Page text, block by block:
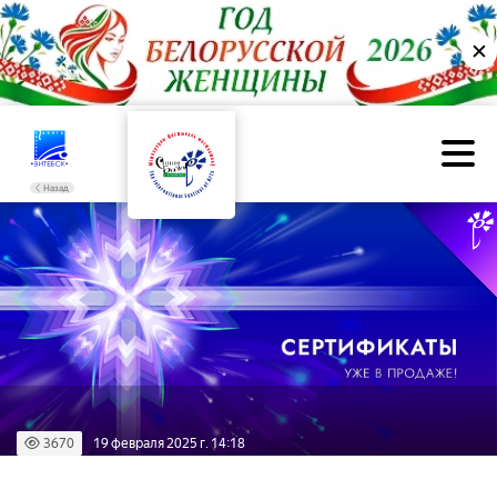
✕
Назад
3670 19 февраля 2025 г. 14:18